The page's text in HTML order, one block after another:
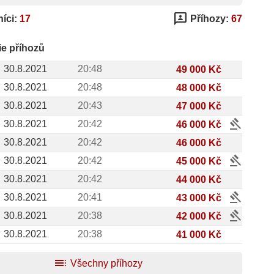
17 3p Příhozy: 67
příhozů
30.8.2021
20:48
49 000 Kč
30.8.2021
20:48
48 000 Kč
30.8.2021
20:43
47 000 Kč
30.8.2021
20:42 46 000 Kč gavel
30.8.2021 20:42
46 000 Kč
30.8.2021
20:42 45 000 Kč gavel
30.8.2021 20:42
44 000 Kč
30.8.2021
20:41 43 000 Kč gavel
30.8.2021 20:38 42 000 Kč gavel
30.8.2021 20:38 41 000 Kč
toc Všechny příhozy